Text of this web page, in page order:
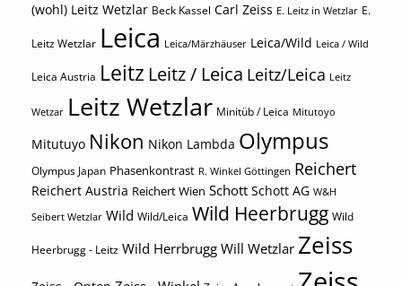
(wohl) Leitz Wetzlar Beck Kassel Carl Zeiss E. Leitz in Wetzlar E.
Leitz Wetzlar Leica Leica/Märzhäuser Leica/Wild Leica / Wild
Leica Austria Leitz Leitz / Leica Leitz/Leica Leitz
Wetzar Leitz Wetzlar Minitüb / Leica Mitutoyo
Mitutuyo Nikon Nikon Lambda Olympus
Olympus Japan Phasenkontrast R. Winkel Göttingen Reichert
Reichert Austria Reichert Wien Schott Schott AG W&H
Seibert Wetzlar Wild Wild/Leica Wild Heerbrugg Wild
Heerbrugg - Leitz Wild Herrbrugg Will Wetzlar Zeiss